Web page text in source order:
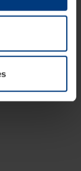
eller återkalla i